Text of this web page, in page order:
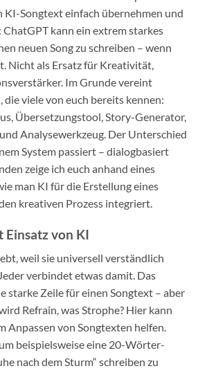
KI-Songtext einfach übernehmen und
kann ein extrem starkes
neuen Song zu schreiben – wenn
Nicht als Ersatz für Kreativität,
Im Grunde vereint
viele von euch bereits kennen:
Übersetzungstool, Story-Generator,
Analysewerkzeug. Der Unterschied
System passiert – dialogbasiert
zeige ich euch anhand eines
man KI für die Erstellung eines
kreativen Prozess integriert.
Einsatz von KI
weil sie universell verständlich
verbindet etwas damit. Das
starke Zeile für einen Songtext – aber
Refrain, was Strophe? Hier kann
Anpassen von Songtexten helfen.
beispielsweise eine 20-Wörter-
nach dem Sturm“ schreiben zu